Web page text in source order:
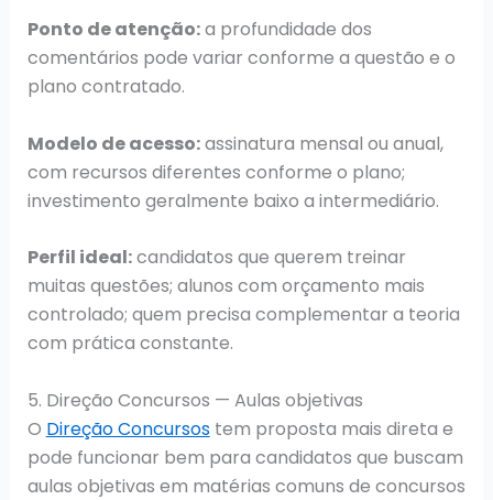
Ponto de atenção:a profundidade dos
comentários pode variar conforme a questão e o
plano contratado.
Modelo de acesso:assinatura mensal ou anual,
com recursos diferentes conforme o plano;
investimento geralmente baixo a intermediário.
Perfil ideal:candidatos que querem treinar
muitas questões; alunos com orçamento mais
controlado; quem precisa complementar a teoria
com prática constante.
5. Direção Concursos — Aulas objetivas
O Direção Concursostem proposta mais direta e
pode funcionar bem para candidatos que buscam
aulas objetivas em matérias comuns de concursos